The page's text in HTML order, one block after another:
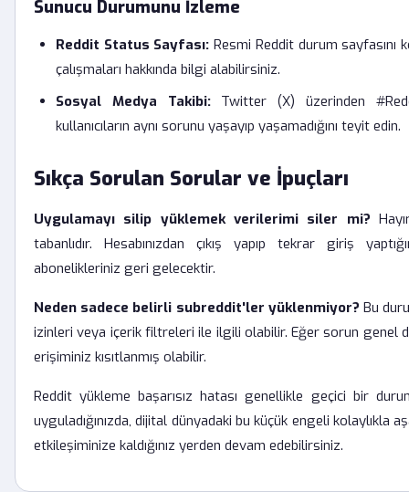
Sunucu Durumunu İzleme
Reddit Status Sayfası: Resmi Reddit durum sayfasını
çalışmaları hakkında bilgi alabilirsiniz.
Sosyal Medya Takibi:Twitter (X) üzerinden
kullanıcıların aynı sorunu yaşayıp yaşamadığını teyit edin.
Sıkça Sorulan Sorular ve İpuçları
Uygulamayı silip yüklemek verilerimi siler mi?
tabanlıdır. Hesabınızdan çıkış yapıp tekrar giriş
abonelikleriniz geri gelecektir.
Neden sadece belirli subreddit'ler yüklenmiyor? Bu
izinleri veya içerik filtreleri ile ilgili olabilir. Eğer sorun genel
erişiminiz kısıtlanmış olabilir.
Reddit yükleme başarısız hatası genellikle geçici bir
uyguladığınızda, dijital dünyadaki bu küçük engeli kolaylıkla
etkileşiminize kaldığınız yerden devam edebilirsiniz.